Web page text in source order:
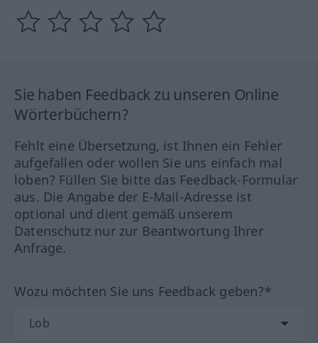
Sie haben Feedback zu unseren Online
Wörterbüchern?
Fehlt eine Übersetzung, ist Ihnen ein Fehler
aufgefallen oder wollen Sie uns einfach mal
loben? Füllen Sie bitte das Feedback-Formular
aus. Die Angabe der E-Mail-Adresse ist
optional und dient gemäß unserem
Datenschutz nur zur Beantwortung Ihrer
Anfrage.
Wozu möchten Sie uns Feedback geben?*